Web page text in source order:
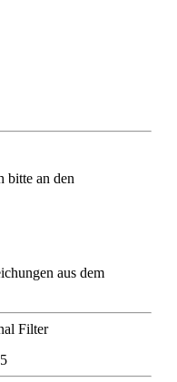
bitte an den
aus dem
Filter